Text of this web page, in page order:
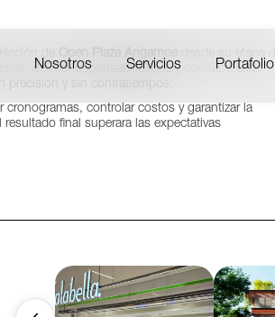
Nosotros Servicios Portafolio
de
definió responsabilidades y coordinó cada
precisión y sin contratiempos.
controlar costos y garantizar la
final superara las expectativas